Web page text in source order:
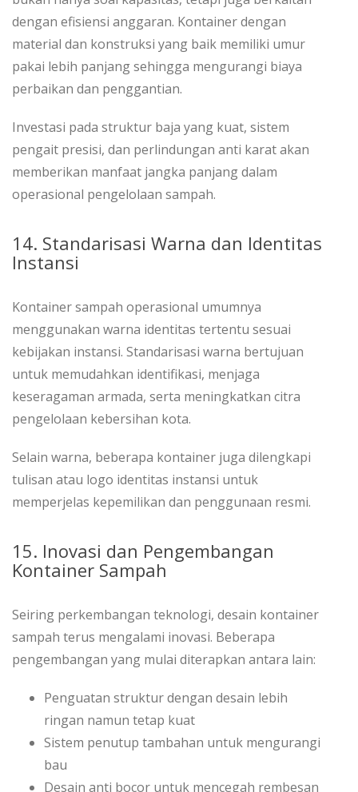
dengan efisiensi anggaran. Kontainer dengan
material dan konstruksi yang baik memiliki umur
pakai lebih panjang sehingga mengurangi biaya
perbaikan dan penggantian.
Investasi pada struktur baja yang kuat, sistem
pengait presisi, dan perlindungan anti karat akan
memberikan manfaat jangka panjang dalam
operasional pengelolaan sampah.
14. Standarisasi Warna dan Identitas
Instansi
Kontainer sampah operasional umumnya
menggunakan warna identitas tertentu sesuai
kebijakan instansi. Standarisasi warna bertujuan
untuk memudahkan identifikasi, menjaga
keseragaman armada, serta meningkatkan citra
pengelolaan kebersihan kota.
Selain warna, beberapa kontainer juga dilengkapi
tulisan atau logo identitas instansi untuk
memperjelas kepemilikan dan penggunaan resmi.
15. Inovasi dan Pengembangan
Kontainer Sampah
Seiring perkembangan teknologi, desain kontainer
sampah terus mengalami inovasi. Beberapa
pengembangan yang mulai diterapkan antara lain:
Penguatan struktur dengan desain lebih
ringan namun tetap kuat
Sistem penutup tambahan untuk mengurangi
bau
Desain anti bocor untuk mencegah rembesan